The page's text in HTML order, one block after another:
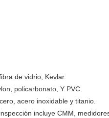
de vidrio, Kevlar.
policarbonato, Y PVC.
acero inoxidable y titanio.
incluye CMM,